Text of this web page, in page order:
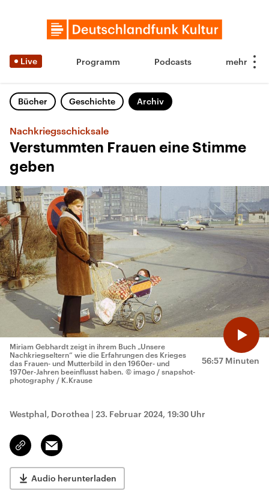
Live Programm Podcasts
Bücher Geschichte Archiv
Nachkriegsschicksale
Verstummten Frauen eine Stimme
geben
56:57 Minuten
Miriam Gebhardt zeigt in ihrem Buch „Unsere
Nachkriegseltern“ wie die Erfahrungen des Krieges
das Frauen- und Mutterbild in den 1960er- und
1970er-Jahren beeinflusst haben. © imago / snapshot-
photography / K.Krause
Westphal, Dorothea | 23. Februar 2024, 19:30 Uhr
Link
kopieren/teilen
Email
Audio herunterladen